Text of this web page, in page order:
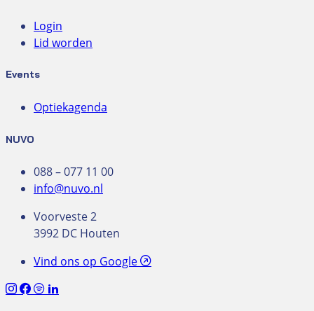
Login
Lid worden
Events
Optiekagenda
NUVO
088 – 077 11 00
info@nuvo.nl
Voorveste 2
3992 DC Houten
Vind ons op Google